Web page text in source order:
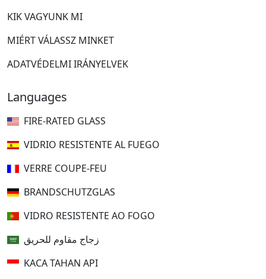
KIK VAGYUNK MI
MIÉRT VÁLASSZ MINKET
ADATVÉDELMI IRÁNYELVEK
Languages
FIRE-RATED GLASS
VIDRIO RESISTENTE AL FUEGO
VERRE COUPE-FEU
BRANDSCHUTZGLAS
VIDRO RESISTENTE AO FOGO
زجاج مقاوم للحريق
KACA TAHAN API